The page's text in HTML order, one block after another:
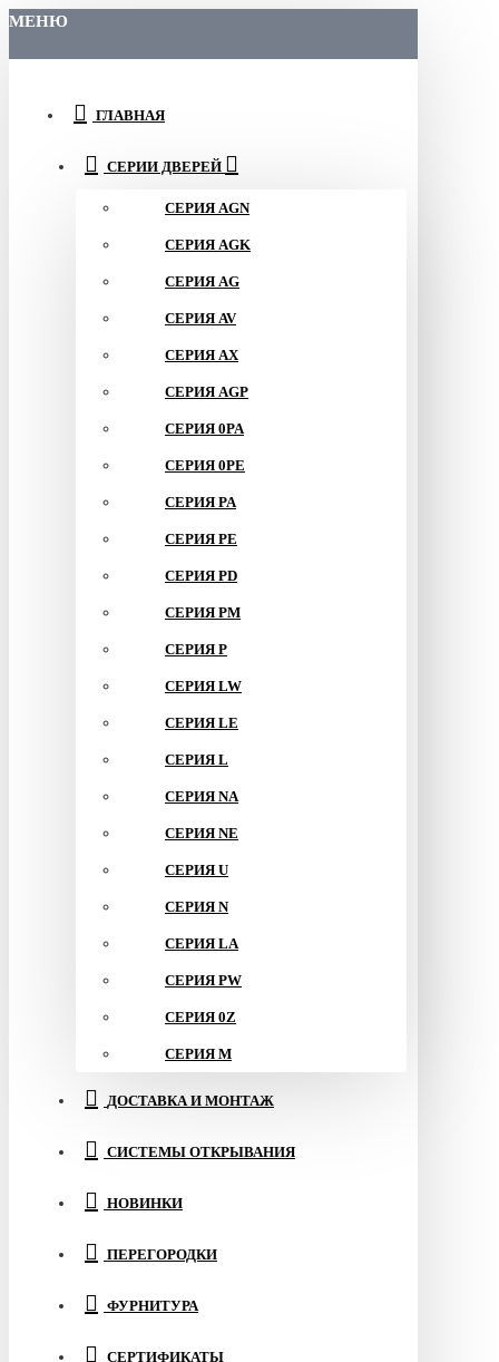
МЕНЮ
ГЛАВНАЯ
СЕРИИ ДВЕРЕЙ
СЕРИЯ AGN
СЕРИЯ AGK
СЕРИЯ AG
СЕРИЯ AV
СЕРИЯ AX
СЕРИЯ AGP
СЕРИЯ 0PA
СЕРИЯ 0PE
СЕРИЯ PA
СЕРИЯ PE
СЕРИЯ PD
СЕРИЯ PM
СЕРИЯ P
СЕРИЯ LW
СЕРИЯ LE
СЕРИЯ L
СЕРИЯ NA
СЕРИЯ NE
СЕРИЯ U
СЕРИЯ N
СЕРИЯ LA
СЕРИЯ PW
СЕРИЯ 0Z
СЕРИЯ M
ДОСТАВКА И МОНТАЖ
СИСТЕМЫ ОТКРЫВАНИЯ
НОВИНКИ
ПЕРЕГОРОДКИ
ФУРНИТУРА
СЕРТИФИКАТЫ